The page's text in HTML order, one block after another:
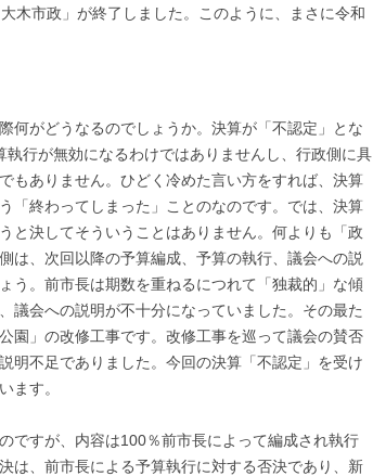
木市政」が終了しました。このように、まさに令和
何がどうなるのでしょうか。決算が「不認定」とな
行が無効になるわけではありませんし、行政側に具
もありません。ひどく冷めた言い方をすれば、決算
「終わってしまった」ことのなのです。では、決算
と決してそういうことはありません。何よりも「政
は、次回以降の予算編成、予算の執行、議会への説
う。前市長は期数を重ねるにつれて「独裁的」な傾
議会への説明が不十分になっていました。その最た
園」の改修工事です。改修工事を巡って議会の賛否
明不足でありました。今回の決算「不認定」を受け
ます。
ですが、内容は100％前市長によって編成され執行
は、前市長による予算執行に対する否決であり、新